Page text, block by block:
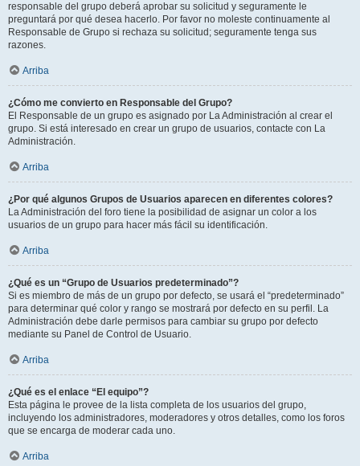
responsable del grupo deberá aprobar su solicitud y seguramente le
preguntará por qué desea hacerlo. Por favor no moleste continuamente al
Responsable de Grupo si rechaza su solicitud; seguramente tenga sus
razones.
Arriba
¿Cómo me convierto en Responsable del Grupo?
El Responsable de un grupo es asignado por La Administración al crear el
grupo. Si está interesado en crear un grupo de usuarios, contacte con La
Administración.
Arriba
¿Por qué algunos Grupos de Usuarios aparecen en diferentes colores?
La Administración del foro tiene la posibilidad de asignar un color a los
usuarios de un grupo para hacer más fácil su identificación.
Arriba
¿Qué es un “Grupo de Usuarios predeterminado”?
Si es miembro de más de un grupo por defecto, se usará el “predeterminado”
para determinar qué color y rango se mostrará por defecto en su perfil. La
Administración debe darle permisos para cambiar su grupo por defecto
mediante su Panel de Control de Usuario.
Arriba
¿Qué es el enlace “El equipo”?
Esta página le provee de la lista completa de los usuarios del grupo,
incluyendo los administradores, moderadores y otros detalles, como los foros
que se encarga de moderar cada uno.
Arriba